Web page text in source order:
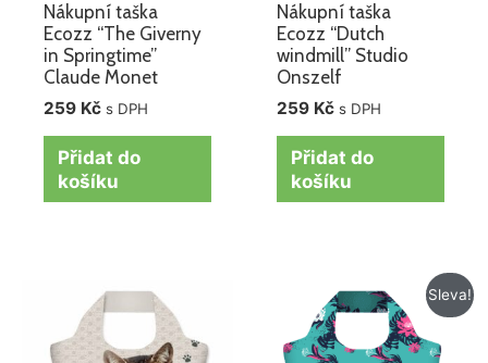
Nákupní taška
Ecozz “The Giverny
in Springtime”
Claude Monet
259 Kč s DPH
Přidat do
košíku
Nákupní taška
Ecozz “Dutch
windmill” Studio
Onszelf
259 Kč s DPH
Přidat do
košíku
Sleva!
Původní
cena
259 Kč.
Aktuální
cena
je:
179 Kč.